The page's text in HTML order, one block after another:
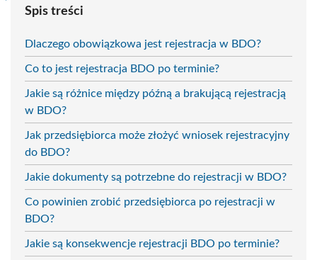
Spis treści
Dlaczego obowiązkowa jest rejestracja w BDO?
Co to jest rejestracja BDO po terminie?
Jakie są różnice między późną a brakującą rejestracją
w BDO?
Jak przedsiębiorca może złożyć wniosek rejestracyjny
do BDO?
Jakie dokumenty są potrzebne do rejestracji w BDO?
Co powinien zrobić przedsiębiorca po rejestracji w
BDO?
Jakie są konsekwencje rejestracji BDO po terminie?